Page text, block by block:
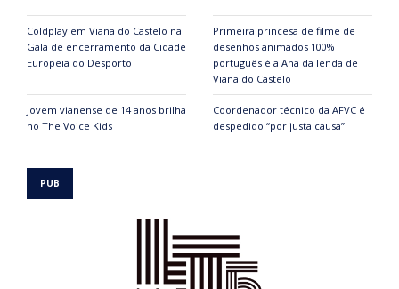
Coldplay em Viana do Castelo na
Gala de encerramento da Cidade
Europeia do Desporto
Primeira princesa de filme de
desenhos animados 100%
português é a Ana da lenda de
Viana do Castelo
Jovem vianense de 14 anos brilha
no The Voice Kids
Coordenador técnico da AFVC é
despedido “por justa causa”